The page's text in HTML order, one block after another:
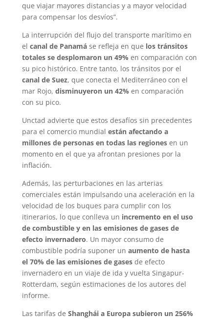
que viajar mayores distancias y a mayor velocidad
para compensar los desvíos”.
La interrupción del flujo del transporte marítimo en
el canal de Panamáse refleja en que los tránsitos
totales se desplomaron un 49% en comparación con
su pico histórico. Entre tanto, los tránsitos por el
canal de Suez, que conecta el Mediterráneo con el
mar Rojo, disminuyeron un 42% en comparación
con su pico.
Unctad advierte que estos desafíos sin precedentes
para el comercio mundial están afectando a
millones de personas en todas las regionesen un
momento en el que ya afrontan presiones por la
inflación.
Además, las perturbaciones en las arterias
comerciales están impulsando una aceleración en la
velocidad de los buques para cumplir con los
itinerarios, lo que conlleva un incremento en el uso
de combustible y en las emisiones de gases de
efecto invernadero. Un mayor consumo de
combustible podría suponer un aumento de hasta
el 70% de las emisiones de gases de efecto
invernadero en un viaje de ida y vuelta Singapur-
Rotterdam, según estimaciones de los autores del
informe.
Las tarifas de Shanghái a Europa subieron un 256%